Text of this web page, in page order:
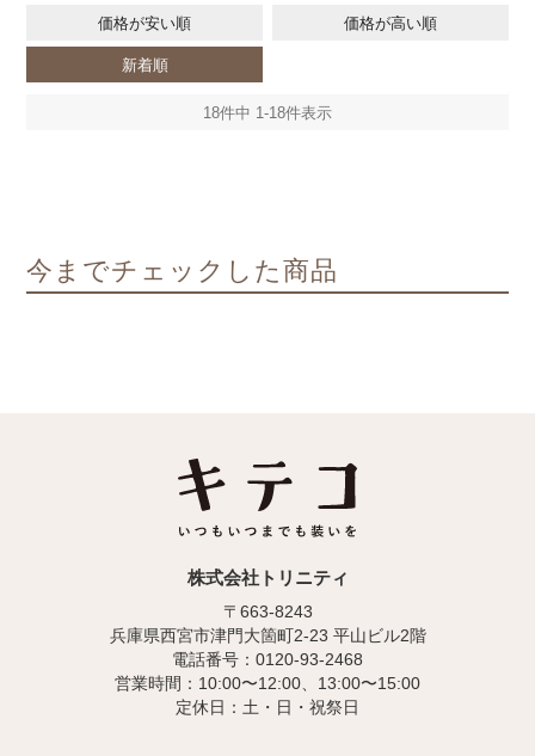
価格が安い順 価格が高い順
新着順
18件中 1-18件表示
今までチェックした商品
株式会社トリニティ
〒663-8243
兵庫県西宮市津門大箇町2-23 平山ビル2階
電話番号：0120-93-2468
営業時間：10:00〜12:00、13:00〜15:00
定休日：土・日・祝祭日